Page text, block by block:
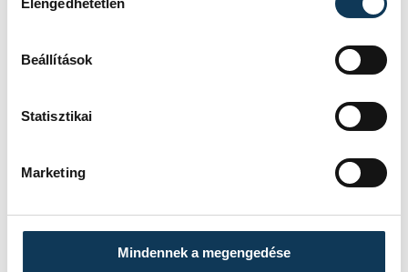
Beállítások
Statisztikai
Marketing
Mindennek a megengedése